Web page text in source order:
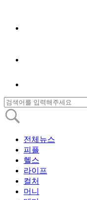
전체뉴스
피플
헬스
라이프
컬처
머니